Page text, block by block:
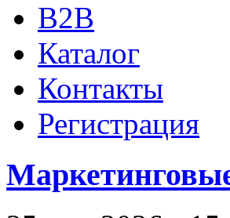
B2B
Каталог
Контакты
Регистрация